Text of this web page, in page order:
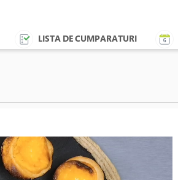
LISTA DE CUMPARATURI